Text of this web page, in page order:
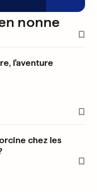
nonne
l'aventure
chez les